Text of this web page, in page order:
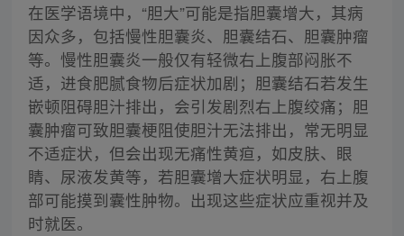
在医学语境中，“胆大”可能是指胆囊增大，其病
因众多，包括慢性胆囊炎、胆囊结石、胆囊肿瘤
等。慢性胆囊炎一般仅有轻微右上腹部闷胀不
适，进食肥腻食物后症状加剧；胆囊结石若发生
嵌顿阻碍胆汁排出，会引发剧烈右上腹绞痛；胆
囊肿瘤可致胆囊梗阻使胆汁无法排出，常无明显
不适症状，但会出现无痛性黄疸，如皮肤、眼
睛、尿液发黄等，若胆囊增大症状明显，右上腹
部可能摸到囊性肿物。出现这些症状应重视并及
时就医。